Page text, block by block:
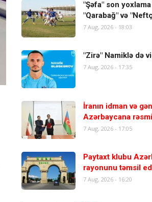
"Şəfa" son
"Qarabağ" və
7 Aug, 2026 - 18:03
"Zirə" Namiklə də
7 Aug, 2026 - 17:35
İranın idman və
Azərbaycana
7 Aug, 2026 - 17:05
Paytaxt klubu
rayonunu təmsil
7 Aug, 2026 - 16:20